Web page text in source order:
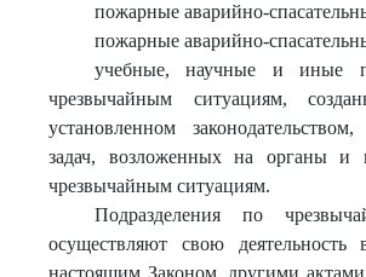
пожарные аварийно-
пожарные аварийно-
учебные, научные и иные
чрезвычайным ситуациям,
установленном
задач, возложенных на органы и
чрезвычайным ситуациям.
Подразделения по
осуществляют свою деятельность
настоящим Законом, другими актами